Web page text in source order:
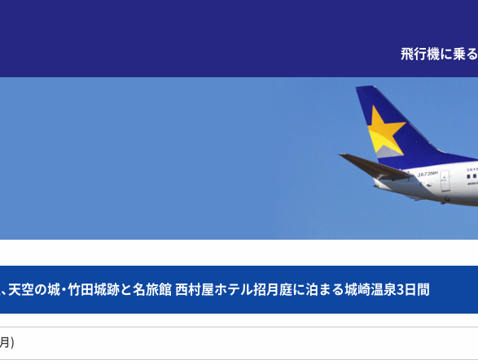
飛行機に乗る
、天空の城・竹田城跡と名旅館 西村屋ホテル招月庭に泊まる城崎温泉3日間
)